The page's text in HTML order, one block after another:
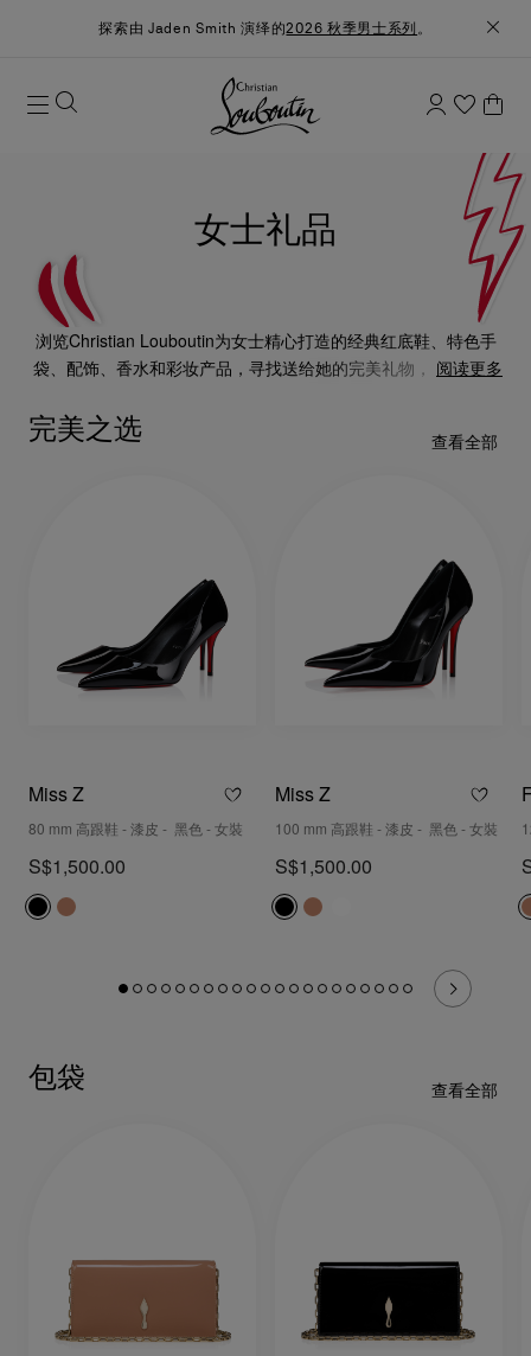
探索由 Jaden Smith 演绎的2026 秋季男士系列 。
女士礼品
浏览Christian Louboutin为女士精心打造的经典红底鞋、特色手
袋、配饰、香水和彩妆产品，寻找送给她的完美礼物，以匠心独
阅读更多
完美之选 查看全部
Miss Z
80 mm 高跟鞋 - 漆皮 - 黑色 - 女裝
S$1,500.00
Miss Z
100 mm 高跟鞋 - 漆皮 - 黑色 - 女裝
S$1,500.00
包袋 查看全部